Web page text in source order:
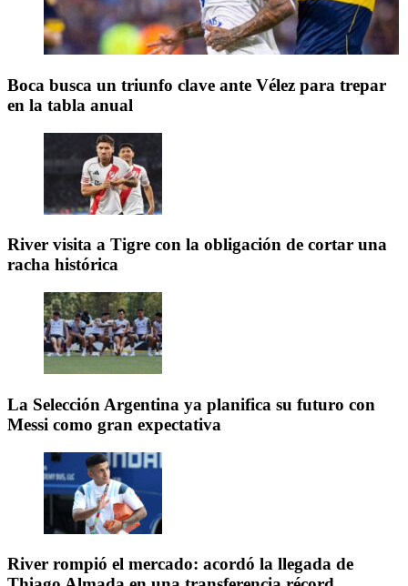
Boca busca un triunfo clave ante Vélez para trepar
en la tabla anual
River visita a Tigre con la obligación de cortar una
racha histórica
La Selección Argentina ya planifica su futuro con
Messi como gran expectativa
River rompió el mercado: acordó la llegada de